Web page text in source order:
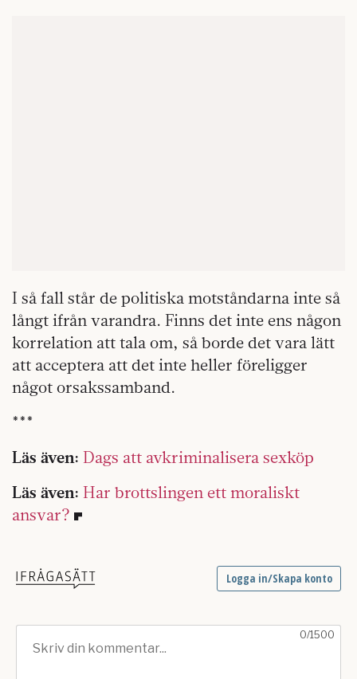
I så fall står de politiska motståndarna inte så
långt ifrån varandra. Finns det inte ens någon
korrelation att tala om, så borde det vara lätt
att acceptera att det inte heller föreligger
något orsakssamband.
***
Läs även: Dags att avkriminalisera sexköp
Läs även: Har brottslingen ett moraliskt
ansvar?